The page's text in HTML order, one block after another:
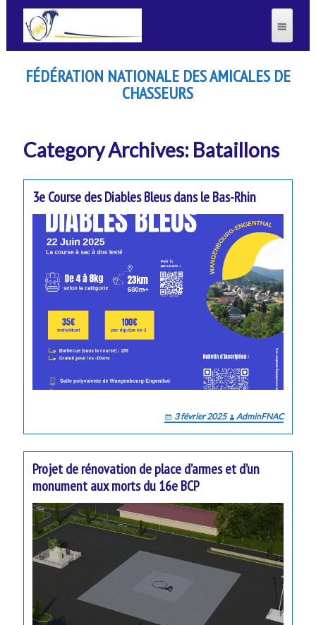
FÉDÉRATION NATIONALE DES AMICALES DE
CHASSEURS
Category Archives: Bataillons
3e Course des Diables Bleus dans le Bas-Rhin
3 février 2025 AdminFNAC
Projet de rénovation de place d’armes et d’un
monument aux morts du 16e BCP